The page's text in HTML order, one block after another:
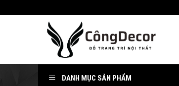
DANH MỤC SẢN PHẨM